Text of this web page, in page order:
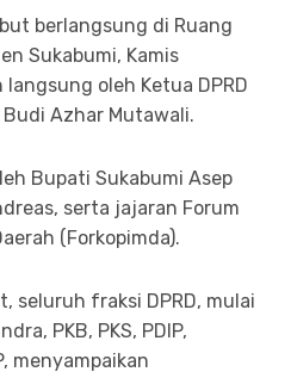
berlangsung di Ruang
Sukabumi, Kamis
oleh Ketua DPRD
Azhar Mutawali.
Bupati Sukabumi Asep
serta jajaran Forum
(Forkopimda).
seluruh fraksi DPRD, mulai
PKB, PKS, PDIP,
menyampaikan